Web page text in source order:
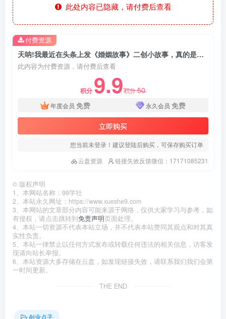
此处内容已隐藏，请付费后查看
天呐!我最近在头条上发《婚姻故事》二创小故事，真的是条条是爆款，昨天创作者收益703
此内容为付费资源，请付费后查看
积分 9.9积分50
年度会员 免费 永久会员 免费
立即购买
您当前未登录！建议登陆后购买，可保存购买订单
云盘资源
链接失效反馈微信：17171085231
付费资源
© 版权声明
1、本网站名称：99学社
2、本站永久网址：https://www.xueshe9.com
3、本网站的文章部分内容可能来源于网络，仅供大家学习与参考，如
有侵权，请点击跳转到免责声明页面处理。
4、本站一切资源不代表本站立场，并不代表本站赞同其观点和对其真
实性负责。
5、本站一律禁止以任何方式发布或转载任何违法的相关信息，访客发
现请向站长举报。
6、本站资源大多存储在云盘，如发现链接失效，请联系我们我们会第
一时间更新。
THE END
创业点子